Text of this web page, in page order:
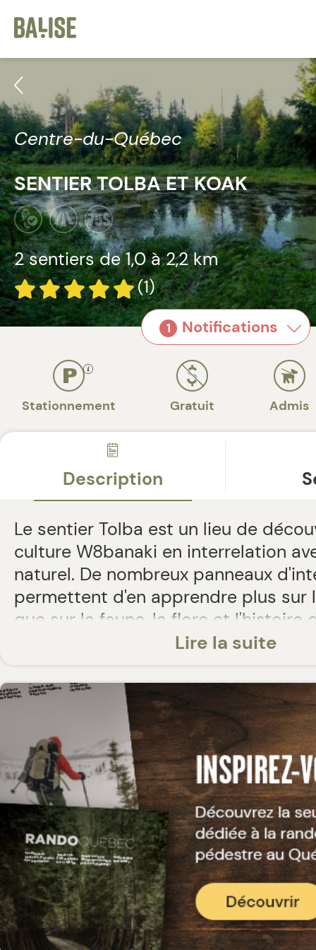
Centre-du-Québec
SENTIER TOLBA ET KOAK
2 sentiers de1,0 à 2,2 km
(1)
1 Notifications
Stationnement Gratuit Admis
Description
Le sentier Tolba est un lieu de
culture W8banaki en interrelation
naturel. De nombreux panneaux
permettent d'en apprendre plus sur
que sur la faune, la flore et l'histoire
Ce sentier est dans le milieu
gratuitement tout au long de
est située au Musée des Abénakis
2,2 km, rejoignant le sentier Koak.
Il est accessible gratuitement et
est ouvert l'hiver également pour la
certains panneaux d'interprétation
aussi possible d'obtenir de
visite guidée du sentier en
des Abénakis. Nous
marcheurs et raquetteurs du
trouver au lever et au coucher du
porter un dossard ou des couleurs
Lire la suite